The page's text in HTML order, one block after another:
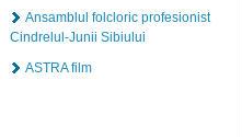
Ansamblul folcloric profesionist
Cindrelul-Junii Sibiului
ASTRA film